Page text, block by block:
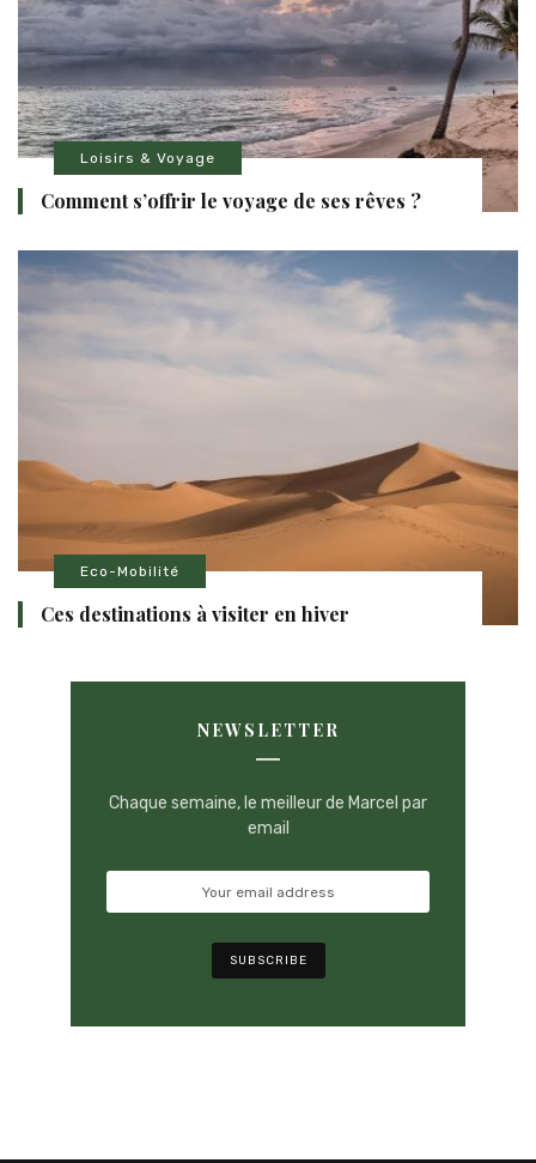
Loisirs & Voyage
Comment s’offrir le voyage de ses rêves ?
Eco-Mobilité
Ces destinations à visiter en hiver
NEWSLETTER
Chaque semaine, le meilleur de Marcel par
email